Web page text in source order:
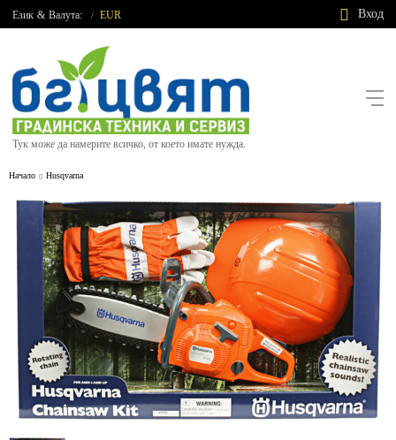
Език & Валута: / EUR Вход
Тук може да намерите всичко, от което имате нужда.
Начало Husqvarna